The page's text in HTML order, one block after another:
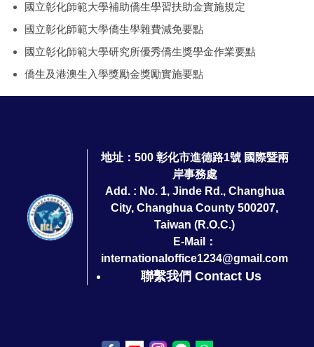
國立彰化師範大學補助僑生學習扶助金實施規定
國立彰化師範大學僑生學雜費減免要點
國立彰化師範大學研究所優秀僑生獎學金作業要點
僑生及港澳生入學獎勵金獎勵實施要點
地址：500 彰化市進德路1號 國際暨兩
岸事務處
Add. : No. 1, Jinde Rd., Changhua
City, Changhua County 500207,
Taiwan (R.O.C.)
E-Mail：
internationaloffice1234@gmail.com
聯繫我們 Contact Us